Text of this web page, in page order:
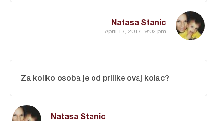
Natasa Stanic
April 17, 2017, 9:02 pm
Natasa Stanic
Za koliko osoba je od prilike ovaj kolac?